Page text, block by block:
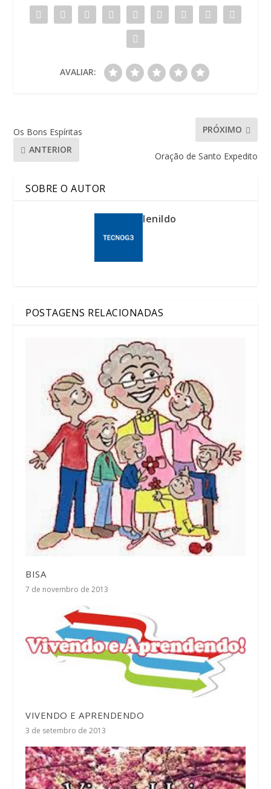
AVALIAR:
Os Bons Espíritas
ANTERIOR
PRÓXIMO
Oração de Santo Expedito
SOBRE O AUTOR
lenildo
POSTAGENS RELACIONADAS
BISA
7 de novembro de 2013
VIVENDO E APRENDENDO
3 de setembro de 2013